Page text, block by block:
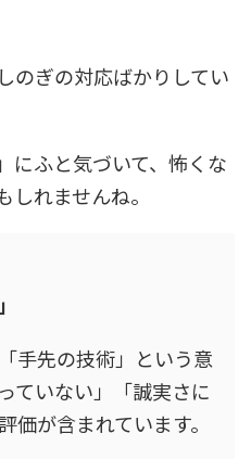
のぎの対応ばかりしてい
にふと気づいて、怖くな
れませんね。
手先の技術」という意
ていない」「誠実さに
価が含まれています。